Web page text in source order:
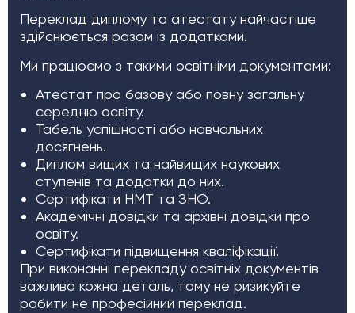
Переклад диплому та атестату найчастіше
здійснюється разом із додатками.
Ми працюємо з такими освітніми документами:
Атестат про базову або повну загальну
середню освіту.
Табель успішності або навчальних
досягнень.
Диплом вищих та найвищих наукових
ступенів та додатки до них.
Сертифікати НМТ та ЗНО.
Академічні довідки та архівні довідки про
освіту.
Сертифікати підвищення кваліфікації.
При виконанні перекладу освітніх документів
важлива кожна деталь, тому не ризикуйте
робити не професійний переклад.